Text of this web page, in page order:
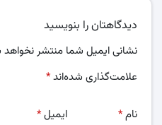
دیدگاهتان را بنویسید
نشانی ایمیل شما منتشر
علامت‌گذاری شده‌اند*
نام* ایمیل*